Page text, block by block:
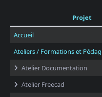
Projet
Accueil
Ateliers / Formations et
Atelier Documentation
Atelier Freecad